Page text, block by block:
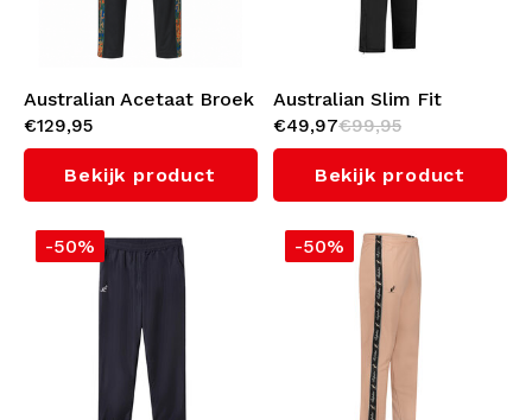
Jassen
Legerkleding
Ondergoed
Zwemkleding
Sleutelhangers
Mutsen
Riemen
Australian Acetaat Broek
(Nebula)
€129,95
Bekijk product
Australian Slim Fit
Trainingsbroek (Black)
€49,97€99,95
Bekijk product
-50% -50%